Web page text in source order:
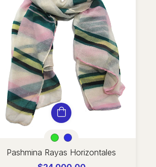
Pashmina Rayas Horizontales